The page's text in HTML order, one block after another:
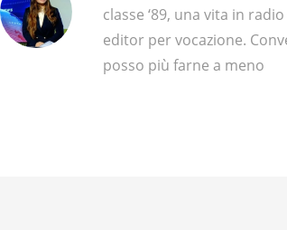
classe ‘89, una vita in
editor per vocazione.
posso più farne a meno